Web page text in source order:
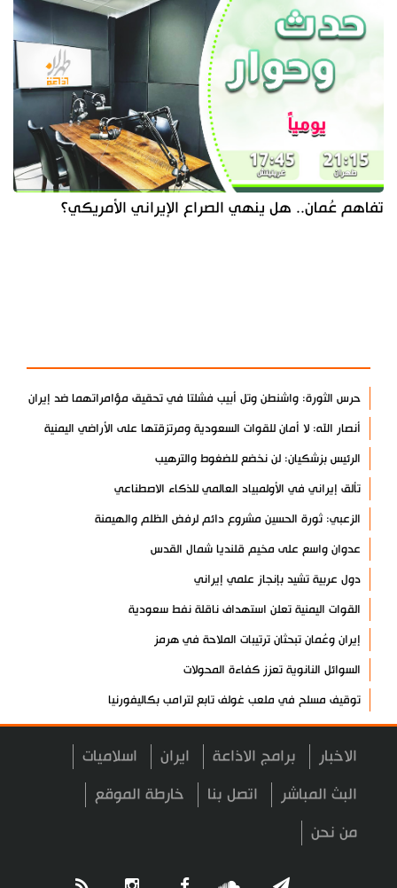
تفاهم عُمان.. هل ينهي الصراع الإيراني الأمريكي؟
حرس الثورة: واشنطن وتل أبيب فشلتا في تحقيق مؤامراتهما ضد إيران
أنصار الله: لا أمان للقوات السعودية ومرتزقتها على الأراضي اليمنية
الرئيس بزشكيان: لن نخضع للضغوط والترهيب
تألق إيراني في الأولمبياد العالمي للذكاء الاصطناعي
الزعبي: ثورة الحسين مشروع دائم لرفض الظلم والهيمنة
عدوان واسع على مخيم قلنديا شمال القدس
دول عربية تشيد بإنجاز علمي إيراني
القوات اليمنية تعلن استهداف ناقلة نفط سعودية
إيران وعُمان تبحثان ترتيبات الملاحة في هرمز
السوائل النانوية تعزز كفاءة المحولات
توقيف مسلح في ملعب غولف تابع لترامب بكاليفورنيا
البرازيل تخفّض علاقاتها مع الأرجنتين وتندد بتصعيد أميركي
علي السيد: صمت الحكومة يضعف موقف لبنان
انخفاض حاد في مخزون الصواريخ الأمريكية
العراق يعلن نجاح خطة زيارة الأربعين
رئيس بلدية طهران يلتقي مع متولي العتبة الحسينية ومحافظ كربلاء
الاخبار برامج الاذاعة ايران اسلاميات
البث المباشر اتصل بنا خارطة الموقع
من نحن